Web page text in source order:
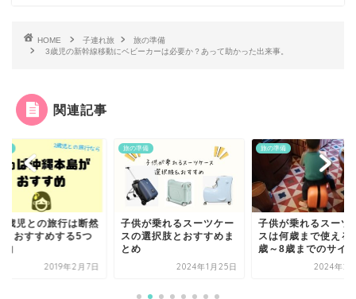
HOME 子連れ旅
旅の準備
3歳児の新幹線移動にベビーカーは必要か？あって助かった出来事。
関連記事
が乗れるスーツケー
選択肢とおすすめま
2024年1月25日
旅の準備
子供が乗れるスーツケー
スは何歳まで使える？3
歳～8歳までのサイズ感
2024年2月15日
旅の準備
何から始めたらいい
ちゃん連れの初旅行
好き母が伝授します
2020年1